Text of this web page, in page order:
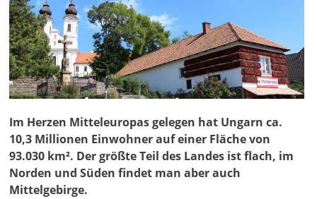
Im Herzen Mitteleuropas gelegen hat Ungarn ca.
10,3 Millionen Einwohner auf einer Fläche von
93.030 km². Der größte Teil des Landes ist flach, im
Norden und Süden findet man aber auch
Mittelgebirge.